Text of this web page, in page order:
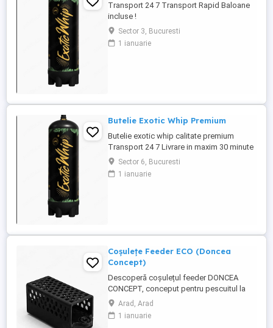
Transport 24 7 Transport Rapid Baloane
incluse !
Sector 3, Bucuresti
1 ianuarie
Butelie Exotic Whip Premium
Butelie exotic whip calitate premium
Transport 24 7 Livrare in maxim 30 minute
Sector 6, Bucuresti
1 ianuarie
Coșulețe Feeder ECO (Doncea
Concept)
Descoperă coșulețul feeder DONCEA
CONCEPT, conceput pentru pescuitul la
feeder și realizat în România. Fabricat din
plastic rezistent, acesta este proiectat
pentru o utilizare practică și eficientă la
Arad, Arad
1 ianuarie